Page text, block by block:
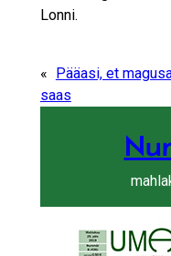
Lonni.
« Pääasi, et
saas